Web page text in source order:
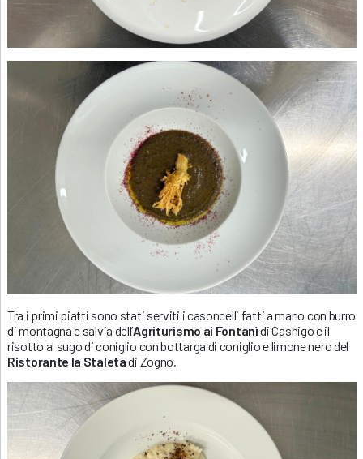
Tra i primi piatti sono stati serviti i casoncelli fatti a mano con burro
di montagna e salvia dell’Agriturismo ai Fontanìdi Casnigo e il
risotto al sugo di coniglio con bottarga di coniglio e limone nero del
Ristorante la Staletadi Zogno.